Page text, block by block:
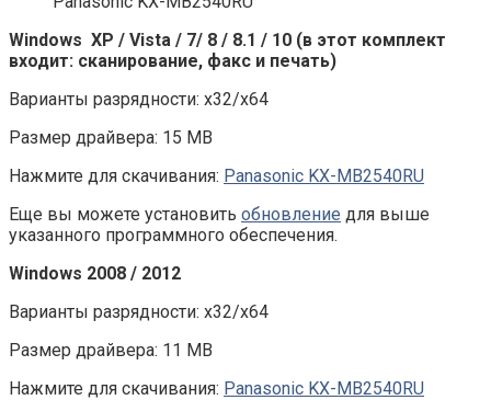
Windows XP / Vista / 7/ 8 / 8.1 / 10 (в этот комплект
входит: сканирование, факс и печать)
Варианты разрядности: x32/x64
Размер драйвера: 15 MB
Нажмите для скачивания: Panasonic KX-MB2540RU
Еще вы можете установить обновление для выше
указанного программного обеспечения.
Windows 2008 / 2012
Варианты разрядности: x32/x64
Размер драйвера: 11 MB
Нажмите для скачивания: Panasonic KX-MB2540RU